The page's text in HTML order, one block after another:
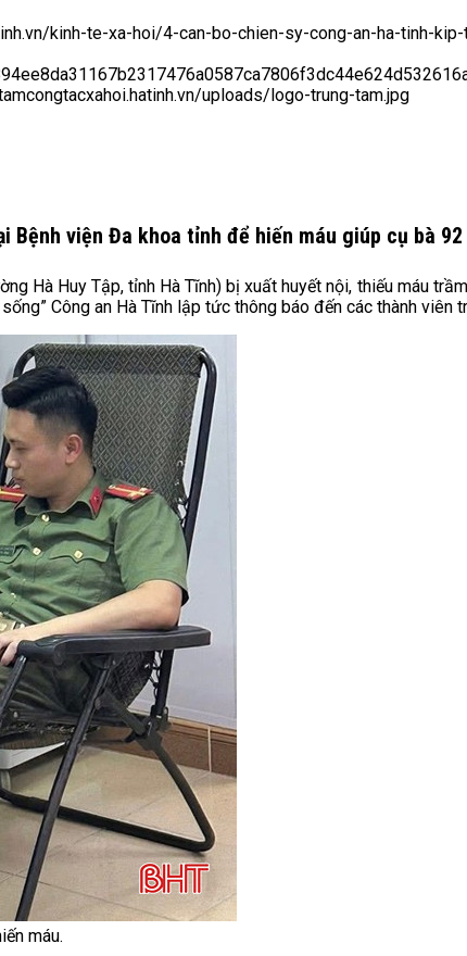
kinh-te-xa-hoi/4-can-bo-chien-sy-cong-an-ha-tinh-
uploads/logo-trung-tam.jpg
viện Đa khoa tỉnh để hiến máu giúp cụ bà
Hà Huy Tập, tỉnh Hà Tĩnh) bị xuất huyết nội, thiếu máu
Công an Hà Tĩnh lập tức thông báo đến các thành viên
máu.